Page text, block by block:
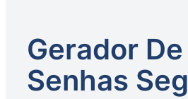
Gerador De
Senhas